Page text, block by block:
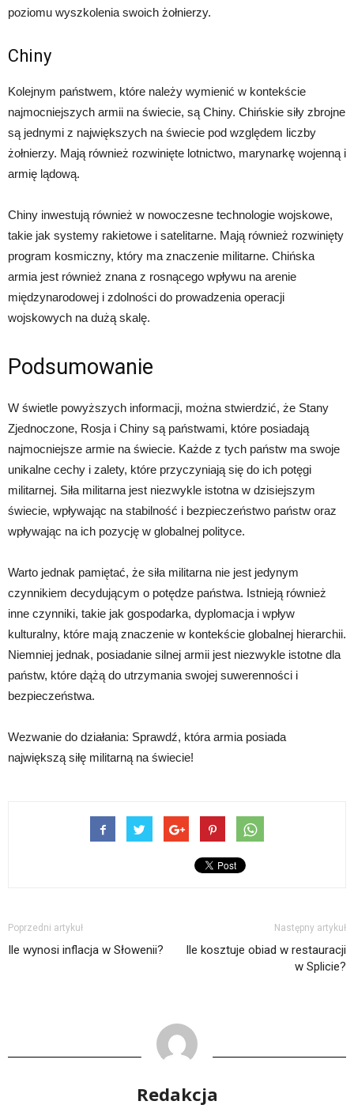
poziomu wyszkolenia swoich żołnierzy.
Chiny
Kolejnym państwem, które należy wymienić w kontekście
najmocniejszych armii na świecie, są Chiny. Chińskie siły zbrojne
są jednymi z największych na świecie pod względem liczby
żołnierzy. Mają również rozwinięte lotnictwo, marynarkę wojenną i
armię lądową.
Chiny inwestują również w nowoczesne technologie wojskowe,
takie jak systemy rakietowe i satelitarne. Mają również rozwinięty
program kosmiczny, który ma znaczenie militarne. Chińska
armia jest również znana z rosnącego wpływu na arenie
międzynarodowej i zdolności do prowadzenia operacji
wojskowych na dużą skalę.
Podsumowanie
W świetle powyższych informacji, można stwierdzić, że Stany
Zjednoczone, Rosja i Chiny są państwami, które posiadają
najmocniejsze armie na świecie. Każde z tych państw ma swoje
unikalne cechy i zalety, które przyczyniają się do ich potęgi
militarnej. Siła militarna jest niezwykle istotna w dzisiejszym
świecie, wpływając na stabilność i bezpieczeństwo państw oraz
wpływając na ich pozycję w globalnej polityce.
Warto jednak pamiętać, że siła militarna nie jest jedynym
czynnikiem decydującym o potędze państwa. Istnieją również
inne czynniki, takie jak gospodarka, dyplomacja i wpływ
kulturalny, które mają znaczenie w kontekście globalnej hierarchii.
Niemniej jednak, posiadanie silnej armii jest niezwykle istotne dla
państw, które dążą do utrzymania swojej suwerenności i
bezpieczeństwa.
Wezwanie do działania: Sprawdź, która armia posiada
największą siłę militarną na świecie!
Poprzedni artykuł
Ile wynosi inflacja w Słowenii?
Następny artykuł
Ile kosztuje obiad w restauracji
w Splicie?
Redakcja